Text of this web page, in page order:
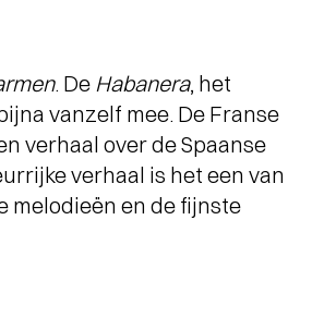
. De Habanera, het
vanzelf mee. De Franse
verhaal over de Spaanse
verhaal is het een van
melodieën en de fijnste